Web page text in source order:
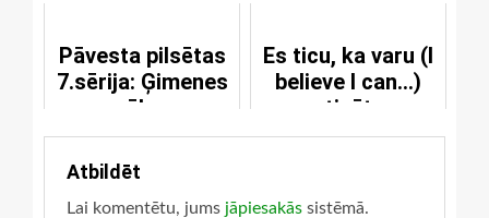
Pāvesta pilsētas
7.sērija: Ģimenes
pasākums
Es ticu, ka varu (I
believe I can...)
ticēt
Atbildēt
Lai komentētu, jums jāpiesakās sistēmā.